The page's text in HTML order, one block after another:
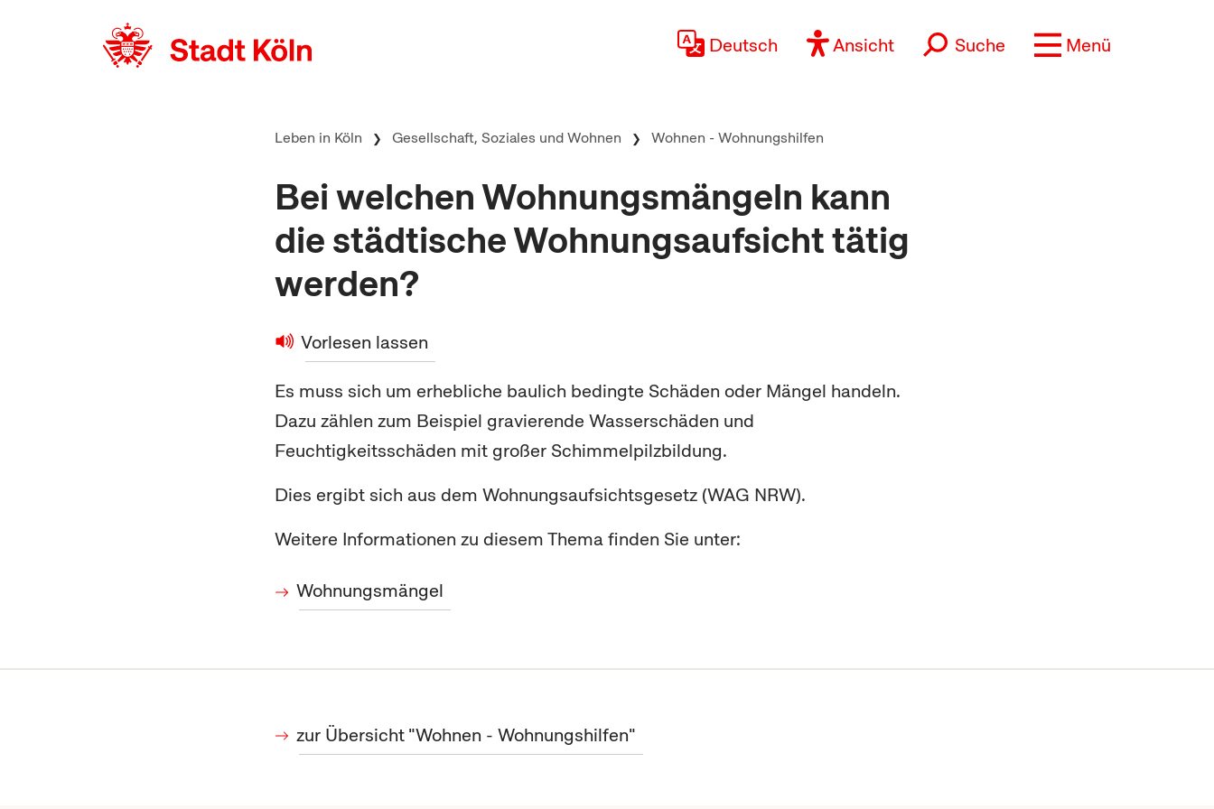
Deutsch
Ansicht Suche Menü
Leben in Köln Gesellschaft, Soziales und Wohnen Wohnen - Wohnungshilfen
Bei welchen Wohnungsmängeln kann
die städtische Wohnungsaufsicht tätig
werden?
Vorlesen lassen
Es muss sich um erhebliche baulich bedingte Schäden oder Mängel handeln.
Dazu zählen zum Beispiel gravierende Wasserschäden und
Feuchtigkeitsschäden mit großer Schimmelpilzbildung.
Dies ergibt sich aus dem Wohnungsaufsichtsgesetz (WAG NRW).
Weitere Informationen zu diesem Thema finden Sie unter:
Wohnungsmängel
zur Übersicht "Wohnen - Wohnungshilfen"